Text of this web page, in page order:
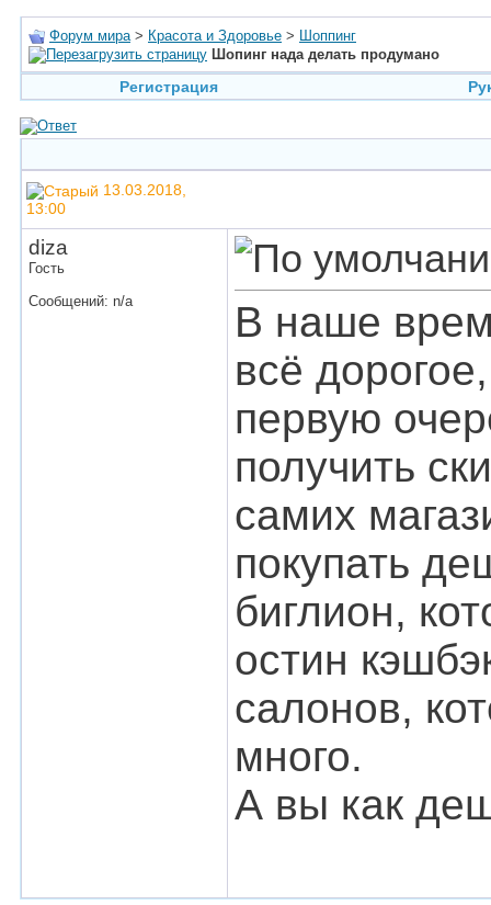
Форум мира > Красота и Здоровье > Шоппинг
Шопинг нада делать продумано
Регистрация
13.03.2018,
13:00
diza
Гость
Сообщений: n/a
В наше
всё
первую
получить
самих
покупать
биглион,
остин
салонов,
много.
А вы как